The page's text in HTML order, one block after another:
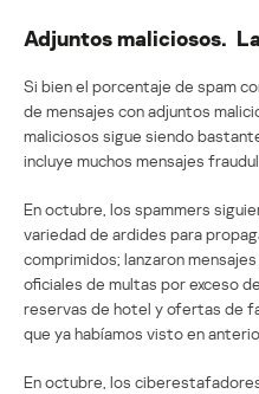
Adjuntos maliciosos.
Si bien el porcentaje de spam
de mensajes con adjuntos
maliciosos sigue siendo
incluye muchos mensajes
En octubre, los spammers
variedad de ardides para
comprimidos; lanzaron
oficiales de multas por exceso
reservas de hotel y ofertas de
que ya habíamos visto en
En octubre, los